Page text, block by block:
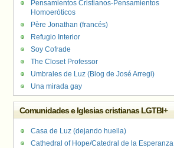
Pensamientos Cristianos-Pensamientos
Homoeróticos
Père Jonathan (francés)
Refugio Interior
Soy Cofrade
The Closet Professor
Umbrales de Luz (Blog de José Arregi)
Una mirada gay
Comunidades e Iglesias cristianas LGTBI+
Casa de Luz (dejando huella)
Cathedral of Hope/Catedral de la Esperanza